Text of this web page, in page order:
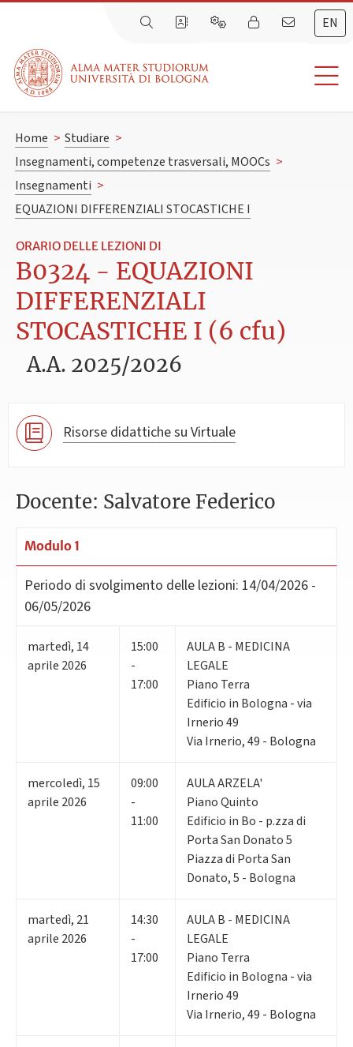
EN
Home > Studiare >
Insegnamenti, competenze trasversali, MOOCs >
Insegnamenti >
EQUAZIONI DIFFERENZIALI STOCASTICHE I
ORARIO DELLE LEZIONI DI
B0324 - EQUAZIONI
DIFFERENZIALI
STOCASTICHE I (6 cfu)
A.A. 2025/2026
Risorse didattiche su Virtuale
Docente: Salvatore Federico
Modulo 1
Periodo di svolgimento delle lezioni: 14/04/2026 -
06/05/2026
martedì, 14
aprile 2026
15:00
-
17:00
AULA B - MEDICINA
LEGALE
Piano Terra
Edificio in Bologna - via
Irnerio 49
Via Irnerio, 49 - Bologna
mercoledì, 15
aprile 2026
09:00
-
11:00
AULA ARZELA'
Piano Quinto
Edificio in Bo - p.zza di
Porta San Donato 5
Piazza di Porta San
Donato, 5 - Bologna
martedì, 21
aprile 2026
14:30
-
17:00
AULA B - MEDICINA
LEGALE
Piano Terra
Edificio in Bologna - via
Irnerio 49
Via Irnerio, 49 - Bologna